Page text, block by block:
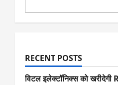
RECENT POSTS
विटल इलेक्टॉनिक्स को